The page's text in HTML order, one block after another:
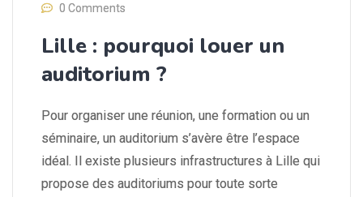
0 Comments
Lille : pourquoi louer un
auditorium ?
Pour organiser une réunion, une formation ou un
séminaire, un auditorium s’avère être l’espace
idéal. Il existe plusieurs infrastructures à Lille qui
propose des auditoriums pour toute sorte